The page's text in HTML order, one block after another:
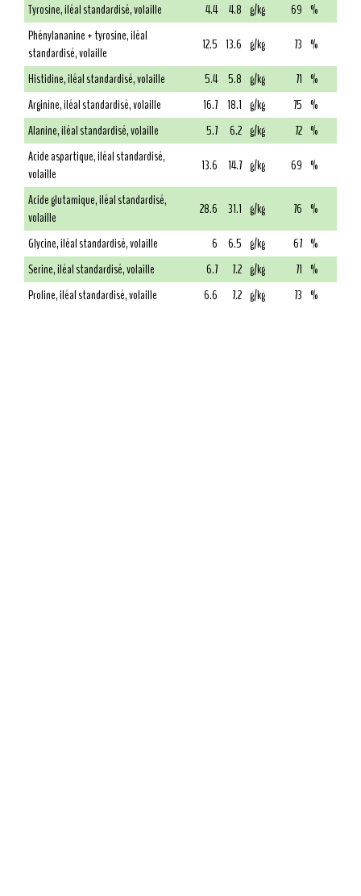
Tyrosine, iléal standardisé, volaille
4.4 4.8 g/kg 69 %
Phénylananine + tyrosine, iléal
standardisé, volaille
12.5 13.6 g/kg 73 %
Histidine, iléal standardisé, volaille
5.4 5.8 g/kg 71 %
Arginine, iléal standardisé, volaille
16.7 18.1 g/kg 75 %
Alanine, iléal standardisé, volaille
5.7 6.2 g/kg 72 %
Acide aspartique, iléal standardisé,
volaille
13.6 14.7 g/kg 69 %
Acide glutamique, iléal standardisé,
volaille
28.6 31.1 g/kg 76 %
Glycine, iléal standardisé, volaille
6 6.5 g/kg 67 %
Serine, iléal standardisé, volaille
6.7 7.2 g/kg 71 %
Proline, iléal standardisé, volaille
6.6 7.2 g/kg 73 %